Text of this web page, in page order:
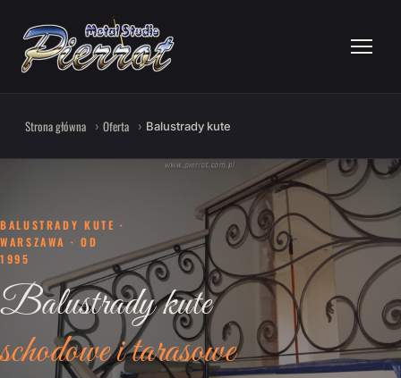
Strona główna Oferta Balustrady kute
BALUSTRADY KUTE ·
WARSZAWA · OD
1995
Balustrady kute
schodowe i tarasowe